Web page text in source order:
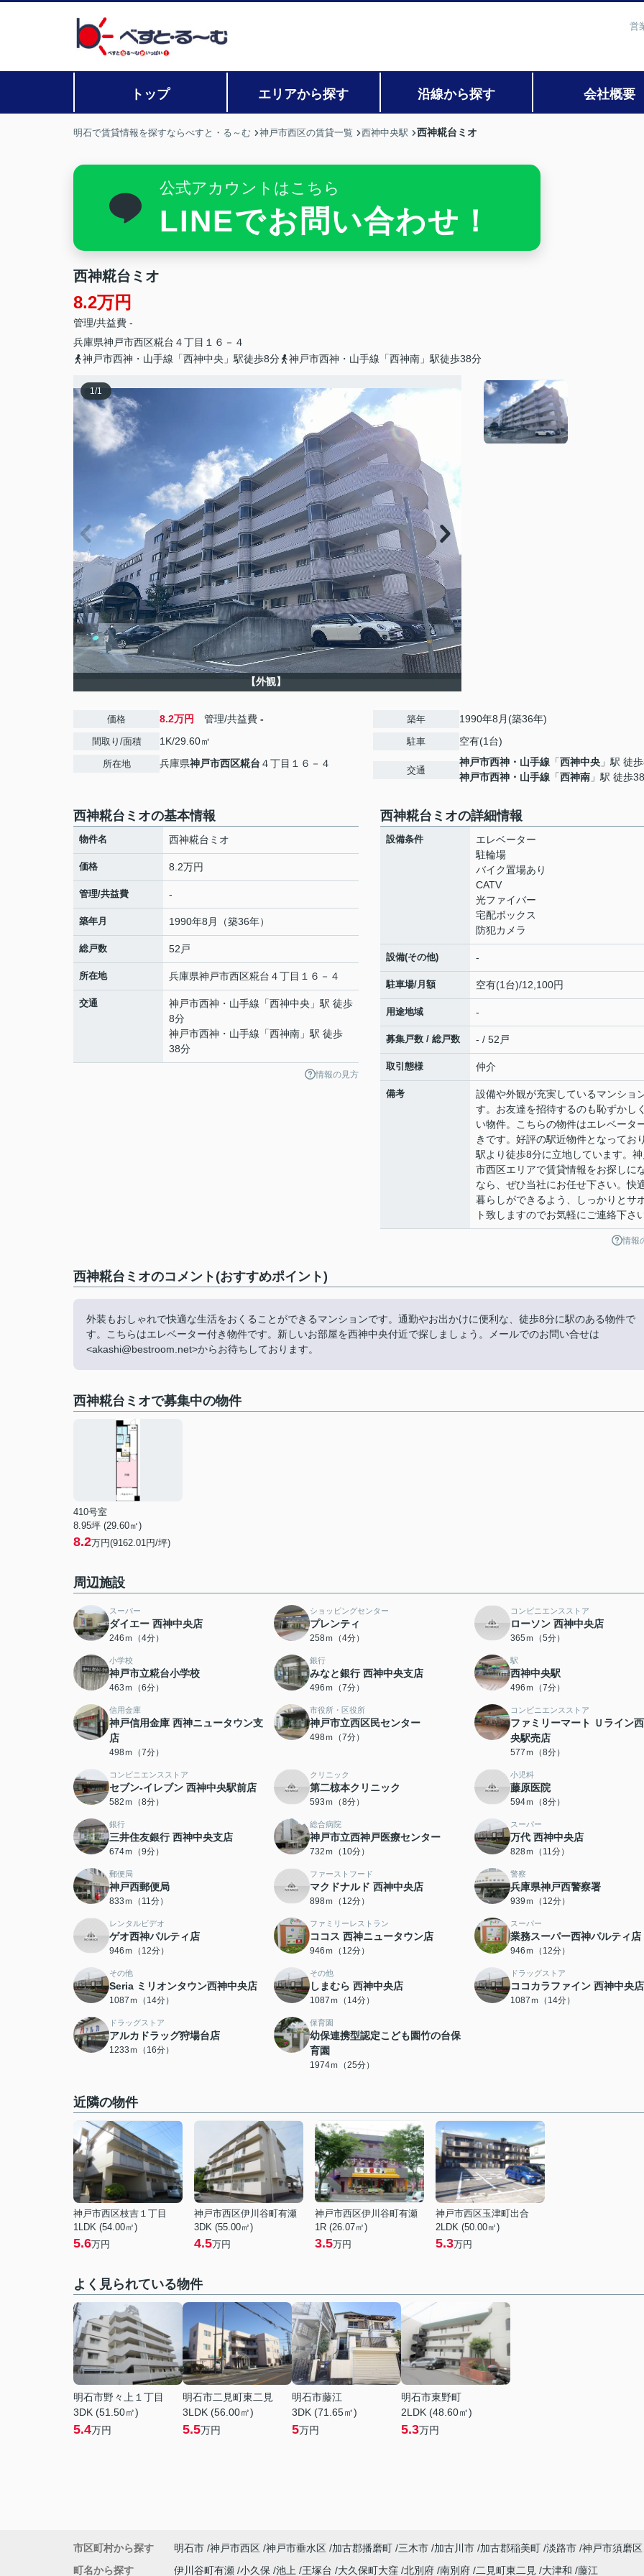
営
トップ エリアから探す 沿線から探す 会社概要
明石で賃貸情報を探すならべすと・る～む 神戸市西区の賃貸一覧 西神中央駅 西神糀台ミオ
公式アカウントはこちら
LINEでお問い合わせ！
西神糀台ミオ
8.2万円
管理/共益費 -
兵庫県神戸市西区糀台 ４丁目１６－４
神戸市西神・山手線「西神中央」駅徒歩8分
神戸市西神・山手線「西神南」駅徒歩38分
1/1
【外観】
価格 8.2万円 管理/共益費 -
間取り/面積 1K/29.60㎡
所在地 兵庫県神戸市西区糀台 ４丁目１６－４
築年 1990年8月(築36年)
駐車 空有(1台)
交通
神戸市西神・山手線 「西神中央 」駅 徒
神戸市西神・山手線 「西神南 」駅 徒歩
西神糀台ミオの基本情報
物件名 西神糀台ミオ
価格 8.2万円
管理/共益費 -
築年月 1990年8月（築36年）
総戸数 52戸
所在地 兵庫県神戸市西区糀台 ４丁目１６－４
交通 神戸市西神・山手線 「西神中央 」駅 徒歩
8分
神戸市西神・山手線 「西神南 」駅 徒歩
38分
情報の見方
西神糀台ミオの詳細情報
設備条件
エレベーター
駐輪場
バイク置場あり
CATV
光ファイバー
宅配ボックス
防犯カメラ
設備(その他) -
駐車場/月額 空有(1台)/12,100円
用途地域 -
募集戸数 / 総戸数 - / 52戸
取引態様 仲介
備考
設備や外観が充実しているマンショ
す。お友達を招待するのも恥ずかし
い物件。こちらの物件はエレベータ
きです。好評の駅近物件となってお
駅より徒歩8分に立地しています。
市西区エリアで賃貸情報をお探しに
なら、ぜひ当社にお任せ下さい。快
暮らしができるよう、しっかりとサ
ト致しますのでお気軽にご連絡下さ
情報
西神糀台ミオのコメント(おすすめポイント)
外装もおしゃれで快適な生活をおくることができるマンションです。通勤やお出かけに便利な、徒歩8分に駅のある物件で
す。こちらはエレベーター付き物件です。新しいお部屋を西神中央付近で探しましょう。メールでのお問い合せは
<akashi@bestroom.net>からお待ちしております。
西神糀台ミオで募集中の物件
410号室
8.95坪 (29.60㎡)
8.2万円(9162.01円/坪)
周辺施設
スーパー
ダイエー 西神中央店
246ｍ（4分）
ショッピングセンター
プレンティ
258ｍ（4分）
コンビニエンスストア
ローソン 西神中央店
365ｍ（5分）
小学校
神戸市立糀台小学校
463ｍ（6分）
銀行
みなと銀行 西神中央支店
496ｍ（7分）
駅
西神中央駅
496ｍ（7分）
信用金庫
神戸信用金庫 西神ニュータウン支
店
498ｍ（7分）
市役所・区役所
神戸市立西区民センター
498ｍ（7分）
コンビニエンスストア
ファミリーマート Ｕライン
央駅売店
577ｍ（8分）
コンビニエンスストア
セブン-イレブン 西神中央駅前店
582ｍ（8分）
クリニック
第二椋本クリニック
593ｍ（8分）
小児科
藤原医院
594ｍ（8分）
銀行
三井住友銀行 西神中央支店
674ｍ（9分）
総合病院
神戸市立西神戸医療センター
732ｍ（10分）
スーパー
万代 西神中央店
828ｍ（11分）
郵便局
神戸西郵便局
833ｍ（11分）
ファーストフード
マクドナルド 西神中央店
898ｍ（12分）
警察
兵庫県神戸西警察署
939ｍ（12分）
レンタルビデオ
ゲオ西神パルティ店
946ｍ（12分）
ファミリーレストラン
ココス 西神ニュータウン店
946ｍ（12分）
スーパー
業務スーパー西神パルティ店
946ｍ（12分）
その他
Seria ミリオンタウン西神中央店
1087ｍ（14分）
その他
しまむら 西神中央店
1087ｍ（14分）
ドラッグストア
ココカラファイン 西神中央店
1087ｍ（14分）
ドラッグストア
アルカドラッグ狩場台店
1233ｍ（16分）
保育園
幼保連携型認定こども園竹の台保
育園
1974ｍ（25分）
近隣の物件
神戸市西区枝吉１丁目
1LDK (54.00㎡)
5.6万円
神戸市西区伊川谷町有瀬
3DK (55.00㎡)
4.5万円
神戸市西区伊川谷町有瀬
1R (26.07㎡)
3.5万円
神戸市西区玉津町出合
2LDK (50.00㎡)
5.3万円
よく見られている物件
明石市野々上１丁目
3DK (51.50㎡)
5.4万円
明石市二見町東二見
3LDK (56.00㎡)
5.5万円
明石市藤江
3DK (71.65㎡)
5万円
明石市東野町
2LDK (48.60㎡)
5.3万円
市区町村から探す 明石市 神戸市西区 神戸市垂水区 加古郡播磨町 三木市 加古川市 加古郡稲美町 淡路市 神戸市須磨区
町名から探す
伊川谷町有瀬 小久保 池上 王塚台 大久保町大窪 北別府 南別府 二見町東二見 大津和 藤江